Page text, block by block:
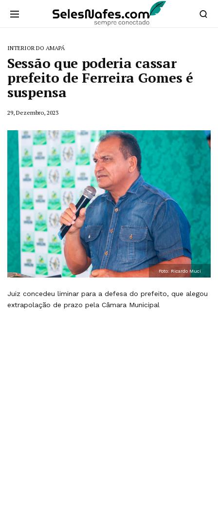
INTERIOR DO AMAPÁ
Sessão que poderia cassar
prefeito de Ferreira Gomes é
suspensa
29, Dezembro, 2023
Foto: Ricardo Muci
Juiz concedeu liminar para a defesa do prefeito, que alegou
extrapolação de prazo pela Câmara Municipal